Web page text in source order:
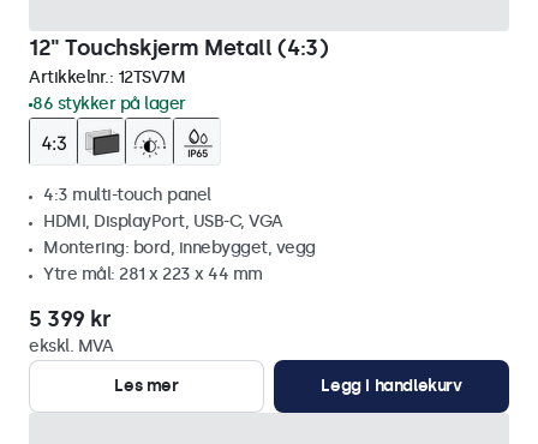
12" Touchskjerm Metall (4:3)
Artikkelnr.: 12TSV7M
86 stykker på lager
4:3 multi-touch panel
HDMI, DisplayPort, USB-C, VGA
Montering: bord, innebygget, vegg
Ytre mål: 281 x 223 x 44 mm
5 399 kr
ekskl. MVA
Les mer
Legg i handlekurv